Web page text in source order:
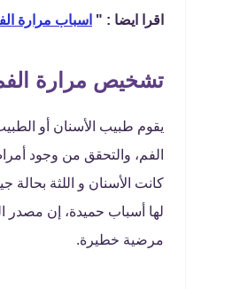
اقرا ايضا : " اسباب مرارة
تشخيص مرارة
يقوم طبيب الأسنان أو
الفم، والتحقق من وجود
كانت الأسنان و اللثة
لها أسباب حميدة، إن مصدر
مرضية خطيرة.